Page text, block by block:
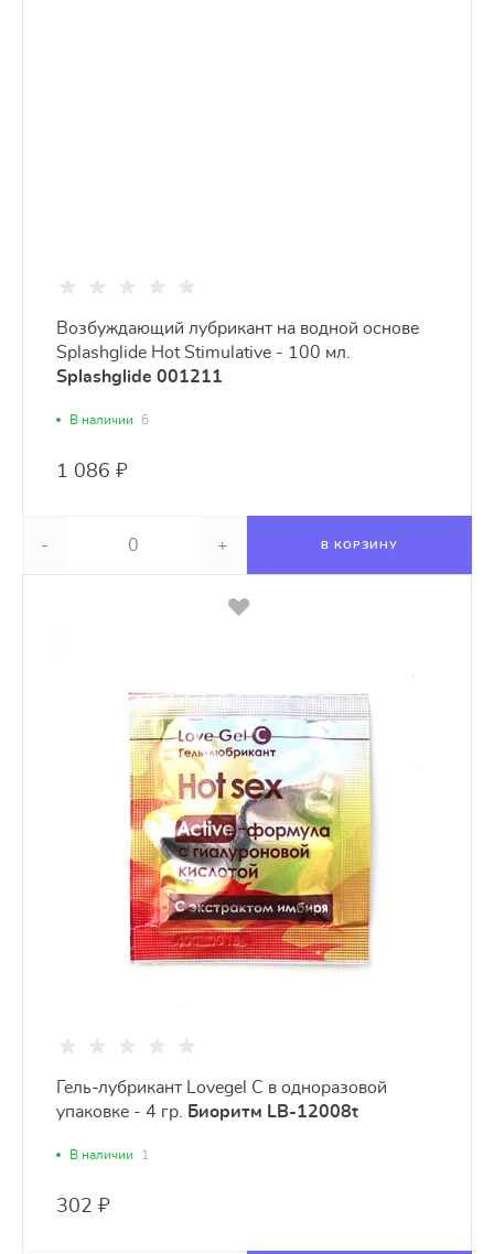
Возбуждающий лубрикант на водной основе
Splashglide Hot Stimulative - 100 мл.
Splashglide 001211
В наличии 6
1 086 ₽
- + В КОРЗИНУ
Гель-лубрикант Lovegel C в одноразовой
упаковке - 4 гр.
Биоритм LB-12008t
В наличии 1
302 ₽